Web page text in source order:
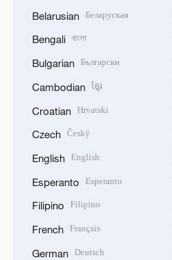
Belarusian Беларуская
Bengali বাংলা
Bulgarian Български
Cambodian ខ្មែរ
Croatian Hrvatski
Czech Český
English English
Esperanto Esperanto
Filipino Filipino
French Français
German Deutsch